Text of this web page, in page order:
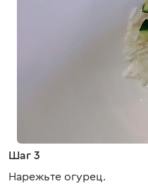
Шаг 3
Нарежьте огурец.